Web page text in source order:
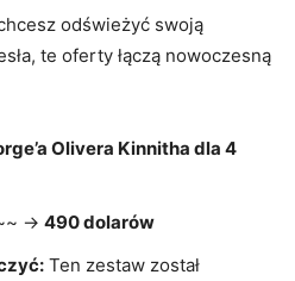
odświeżyć swoją
te oferty łączą nowoczesną
Olivera Kinnitha dla 4
→ 490 dolarów
Ten zestaw został